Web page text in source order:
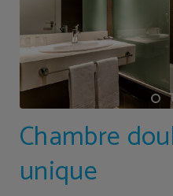
Chambre
unique